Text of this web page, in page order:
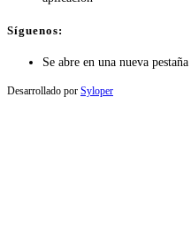
Síguenos:
Se abre en una nueva pestaña
Desarrollado por Syloper